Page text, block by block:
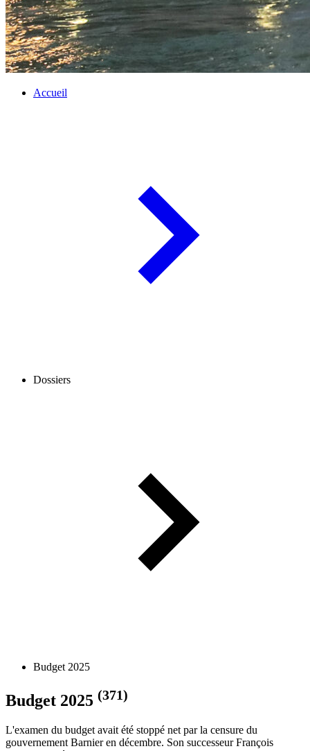
Accueil
Dossiers
Budget 2025
Budget 2025 (371)
L'examen du budget avait été stoppé net par la censure du
gouvernement Barnier en décembre. Son successeur François